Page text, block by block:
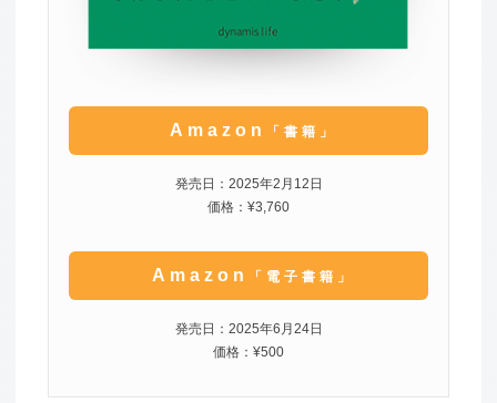
Amazon 「書籍」
発売日：2025年2月12日
価格：¥3,760
Amazon 「電子書籍」
発売日：2025年6月24日
価格：¥500